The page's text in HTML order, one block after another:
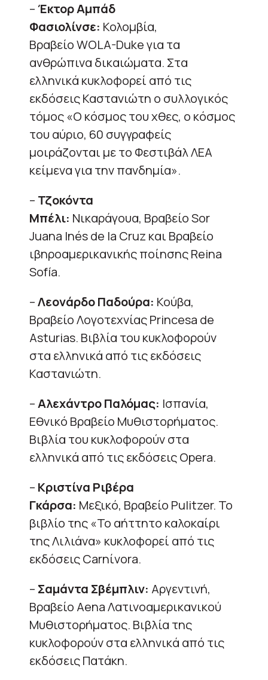
–Έκτορ Αμπάδ
Φασιολίνσε: Κολομβία,
Βραβείο WOLA-Duke για τα
ανθρώπινα δικαιώματα. Στα
ελληνικά κυκλοφορεί από τις
εκδόσεις Καστανιώτη ο συλλογικός
τόμος «Ο κόσμος του χθες, ο κόσμος
του αύριο, 60 συγγραφείς
μοιράζονται με το Φεστιβάλ ΛΕΑ
κείμενα για την πανδημία».
– Τζοκόντα
Μπέλι: Νικαράγουα, Βραβείο Sor
Juana Inés de la Cruz και Βραβείο
ιβηροαμερικανικής ποίησης Reina
Sofía.
–Λεονάρδο Παδούρα: Κούβα,
Βραβείο Λογοτεχνίας Princesa de
Asturias. Βιβλία του κυκλοφορούν
στα ελληνικά από τις εκδόσεις
Καστανιώτη.
–Αλεχάντρο Παλόμας: Ισπανία,
Εθνικό Βραβείο Μυθιστορήματος.
Βιβλία του κυκλοφορούν στα
ελληνικά από τις εκδόσεις Opera.
– Κριστίνα Ριβέρα
Γκάρσα: Μεξικό, Βραβείο Pulitzer. Το
βιβλίο της «Το αήττητο καλοκαίρι
της Λιλιάνα» κυκλοφορεί από τις
εκδόσεις Carnίvora.
– Σαμάντα Σβέμπλιν: Αργεντινή,
Βραβείο Aena Λατινοαμερικανικού
Μυθιστορήματος. Βιβλία της
κυκλοφορούν στα ελληνικά από τις
εκδόσεις Πατάκη.